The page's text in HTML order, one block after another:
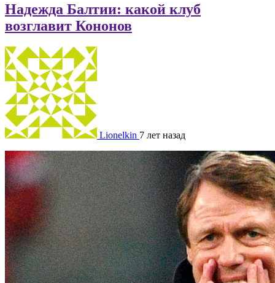
Надежда Балтии: какой клуб
возглавит Кононов
Lionelkin 7 лет назад